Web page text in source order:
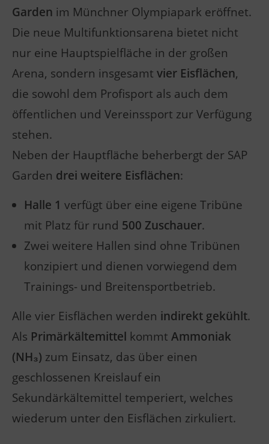
Garden im Münchner Olympiapark eröffnet.
Die neue Multifunktionsarena bietet nicht
nur eine Hauptspielfläche in der großen
Arena, sondern insgesamt vier Eisflächen,
die sowohl dem Profisport als auch dem
öffentlichen und Vereinssport zur Verfügung
stehen.
Neben der Hauptfläche beherbergt der SAP
Garden drei weitere Eisflächen:
Halle 1 verfügt über eine eigene Tribüne
mit Platz für rund 500 Zuschauer.
Zwei weitere Hallen sind ohne Tribünen
konzipiert und dienen vorwiegend dem
Trainings- und Breitensportbetrieb.
Alle vier Eisflächen werden indirekt gekühlt.
Als Primärkältemittel kommt Ammoniak
(NH₃) zum Einsatz, das über einen
geschlossenen Kreislauf ein
Sekundärkältemittel temperiert, welches
wiederum unter den Eisflächen zirkuliert.